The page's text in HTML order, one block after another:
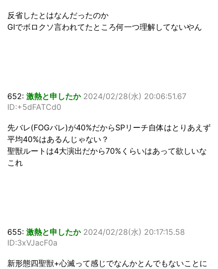
反省したとはなんだったのか
GIでボロクソ言われてたところ何一つ理解してないやん
652: 激熱と申したか 2024/02/28(水) 20:06:51.67
ID:+5dFATCd0
先バレ(FOGバレ)が40%だからSPリーチ自体はとりあえず
平均40%はあるんじゃない？
聖獣ルートは4大演出だから70%くらいはあって欲しいな
これ
655: 激熱と申したか 2024/02/28(水) 20:17:15.58
ID:3xVJacF0a
新形態四聖獣+心滅って感じでなんかとんでもないことに